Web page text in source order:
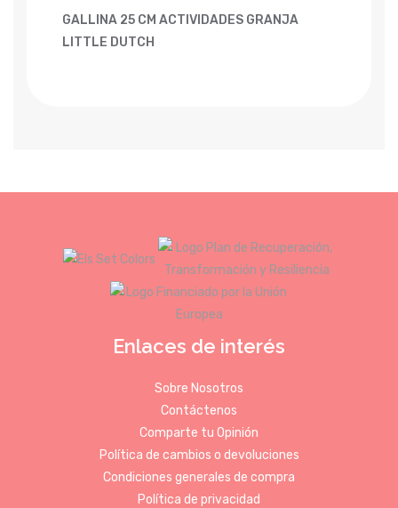
GALLINA 25 CM ACTIVIDADES GRANJA
LITTLE DUTCH
Enlaces de interés
Sobre Nosotros
Contáctenos
Comparte tu Opinión
Política de cambios o devoluciones
Condiciones generales de compra
Política de privacidad